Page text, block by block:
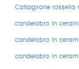
Caltagirone rossella
candelabro in
candelabro in
candelabro in